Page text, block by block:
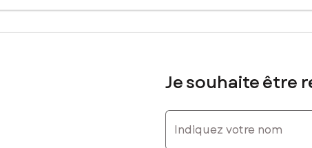
rénovée, constitue un point de départ parfait pour
sont disponibles sur le site Géorisques : www.georisques.gouv.fr
Je souhaite être
Indiquez votre nom